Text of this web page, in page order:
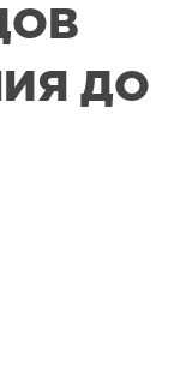
ДО